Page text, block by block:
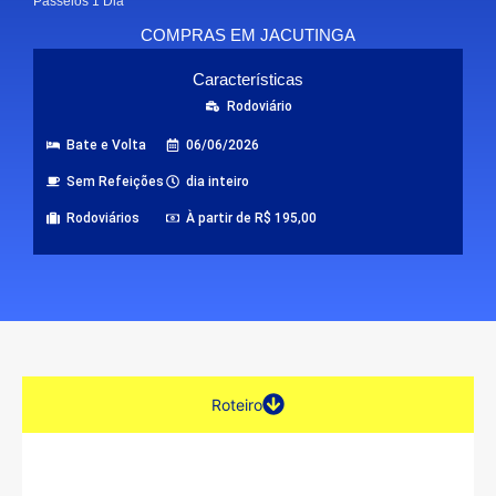
COMPRAS EM JACUTINGA
Características
Rodoviário
Bate e Volta
Sem Refeições
Rodoviários
06/06/2026
dia inteiro
À partir de R$ 195,00
Roteiro